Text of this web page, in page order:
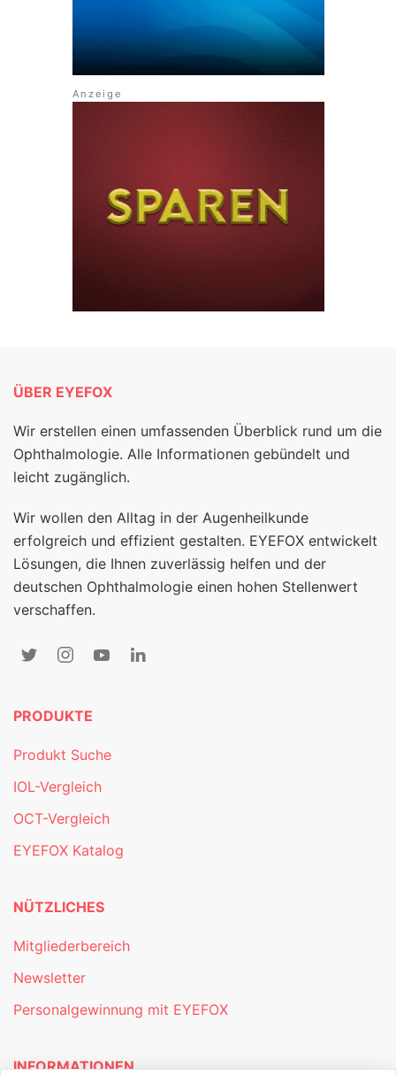
ÜBER EYEFOX
Wir erstellen einen umfassenden Überblick rund um die
Ophthalmologie. Alle Informationen gebündelt und
leicht zugänglich.
Wir wollen den Alltag in der Augenheilkunde
erfolgreich und effizient gestalten. EYEFOX entwickelt
Lösungen, die Ihnen zuverlässig helfen und der
deutschen Ophthalmologie einen hohen Stellenwert
verschaffen.
PRODUKTE
Produkt Suche
IOL-Vergleich
OCT-Vergleich
EYEFOX Katalog
NÜTZLICHES
Mitgliederbereich
Newsletter
Personalgewinnung mit EYEFOX
INFORMATIONEN